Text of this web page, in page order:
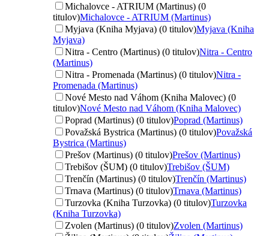
Michalovce - ATRIUM (Martinus) (0
titulov)Michalovce - ATRIUM (Martinus)
Myjava (Kniha Myjava) (0 titulov)Myjava (Kniha
Myjava)
Nitra - Centro (Martinus) (0 titulov)Nitra - Centro
(Martinus)
Nitra - Promenada (Martinus) (0 titulov)Nitra -
Promenada (Martinus)
Nové Mesto nad Váhom (Kniha Malovec) (0
titulov)Nové Mesto nad Váhom (Kniha Malovec)
Poprad (Martinus) (0 titulov)Poprad (Martinus)
Považská Bystrica (Martinus) (0 titulov)Považská
Bystrica (Martinus)
Prešov (Martinus) (0 titulov)Prešov (Martinus)
Trebišov (ŠUM) (0 titulov)Trebišov (ŠUM)
Trenčín (Martinus) (0 titulov)Trenčín (Martinus)
Trnava (Martinus) (0 titulov)Trnava (Martinus)
Turzovka (Kniha Turzovka) (0 titulov)Turzovka
(Kniha Turzovka)
Zvolen (Martinus) (0 titulov)Zvolen (Martinus)